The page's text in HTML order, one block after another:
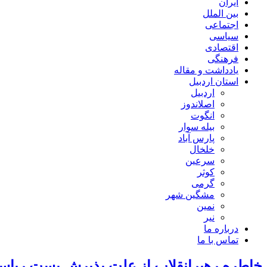
ایران
بین الملل
اجتماعی
سیاسی
اقتصادی
فرهنگی
یادداشت و مقاله
استان اردبیل
اردبیل
اصلاندوز
انگوت
بیله سوار
پارس آباد
خلخال
سرعین
کوثر
گرمی
مشگین شهر
نمین
نیر
درباره ما
تماس با ما